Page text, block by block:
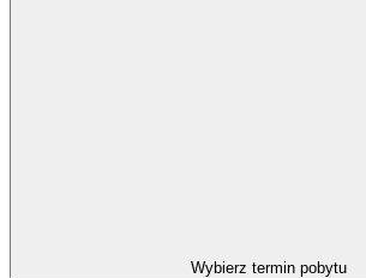
Wybierz termin pobytu